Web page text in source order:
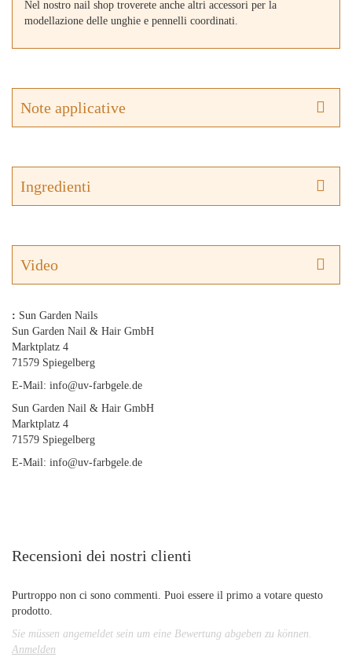
Nel nostro nail shop troverete anche altri accessori per la
modellazione delle unghie e pennelli coordinati.
Note applicative
Ingredienti
Video
: Sun Garden Nails
Sun Garden Nail & Hair GmbH
Marktplatz 4
71579 Spiegelberg
E-Mail: info@uv-farbgele.de
Sun Garden Nail & Hair GmbH
Marktplatz 4
71579 Spiegelberg
E-Mail: info@uv-farbgele.de
Recensioni dei nostri clienti
Purtroppo non ci sono commenti. Puoi essere il primo a votare questo
prodotto.
Sie müssen angemeldet sein um eine Bewertung abgeben zu können.
Anmelden